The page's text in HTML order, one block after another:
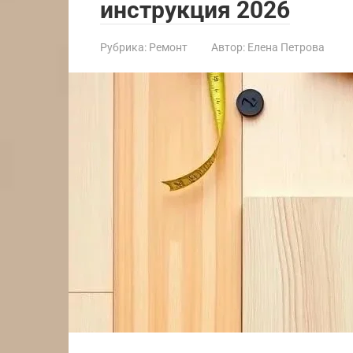
инструкция 2026
Рубрика: Ремонт Автор: Елена Петрова